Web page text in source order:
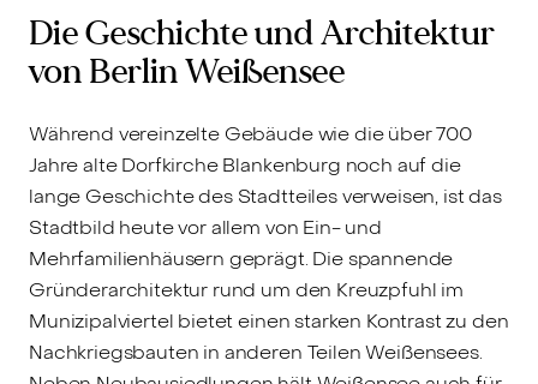
Die Geschichte und Architektur
von Berlin Weißensee
Während vereinzelte Gebäude wie die über 700
Jahre alte Dorfkirche Blankenburg noch auf die
lange Geschichte des Stadtteiles verweisen, ist das
Stadtbild heute vor allem von Ein- und
Mehrfamilienhäusern geprägt. Die spannende
Gründerarchitektur rund um den Kreuzpfuhl im
Munizipalviertel bietet einen starken Kontrast zu den
Nachkriegsbauten in anderen Teilen Weißensees.